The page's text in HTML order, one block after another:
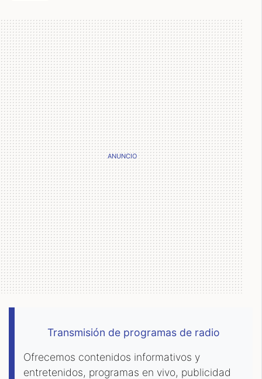
Transmisión de programas de radio
Ofrecemos contenidos informativos y
entretenidos, programas en vivo, publicidad